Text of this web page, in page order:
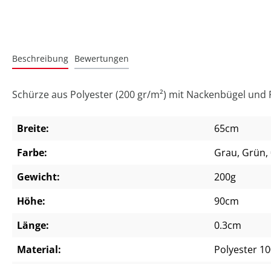
Beschreibung Bewertungen
Schürze aus Polyester (200 gr/m²) mit Nackenbügel und
Breite:
65cm
Farbe:
Grau, Grün
Gewicht:
200g
Höhe:
90cm
Länge:
0.3cm
Material:
Polyester